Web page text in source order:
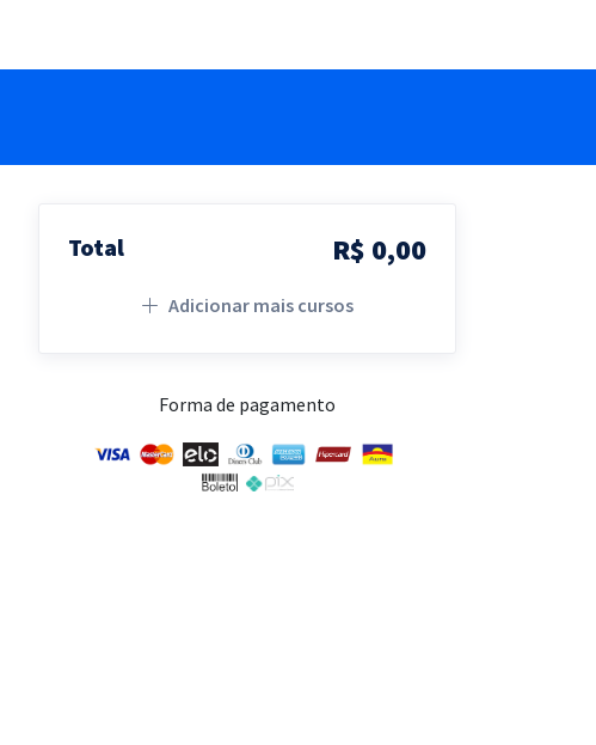
Total R$ 0,00
Adicionar mais cursos
Forma de pagamento